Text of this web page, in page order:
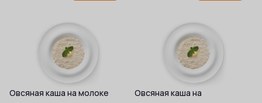
Овсяная каша на молоке
Овсяная каша на